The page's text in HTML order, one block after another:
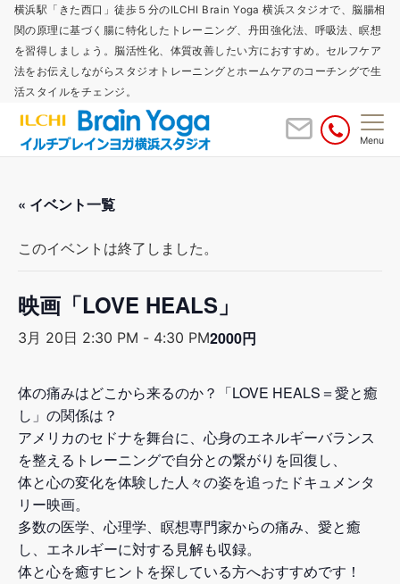
横浜駅「きた西口」徒歩５分のILCHI Brain Yoga 横浜スタジオで、脳腸相
関の原理に基づく腸に特化したトレーニング、丹田強化法、呼吸法、瞑想
を習得しましょう。脳活性化、体質改善したい方におすすめ。セルフケア
法をお伝えしながらスタジオトレーニングとホームケアのコーチングで生
活スタイルをチェンジ。
Menu
« イベント一覧
このイベントは終了しました。
映画「LOVE HEALS」
3月 20日 2:30 PM - 4:30 PM2000円
体の痛みはどこから来るのか？「LOVE HEALS＝愛と癒
し」の関係は？
アメリカのセドナを舞台に、心身のエネルギーバランス
を整えるトレーニングで自分との繋がりを回復し、
体と心の変化を体験した人々の姿を追ったドキュメンタ
リー映画。
多数の医学、心理学、瞑想専門家からの痛み、愛と癒
し、エネルギーに対する見解も収録。
体と心を癒すヒントを探している方へおすすめです！